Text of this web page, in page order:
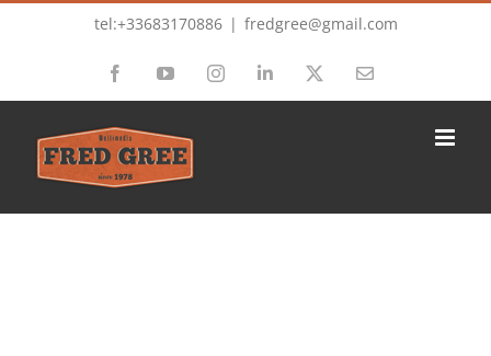
tel:+33683170886 | fredgree@gmail.com
FacebookYouTubeInstagramLinkedIn Email